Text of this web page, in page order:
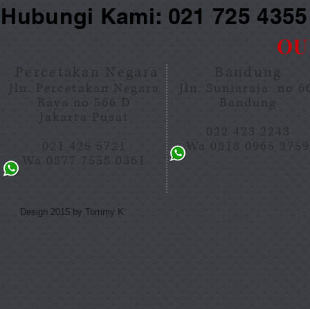
Kami: 021 725
Percetakan Negara
Jln. Percetakan Negara
Raya no 566 D
Jakarta Pusat
021 425 5721
Wa 0877 7558 0361
Bandung
Jln. Suniaraja no
Bandung
022 423 2243
Wa 0818 0965 2759
Design 2015 by Tommy K.